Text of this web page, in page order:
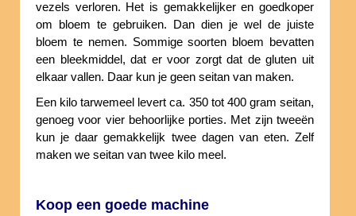
vezels verloren. Het is gemakkelijker en goedkoper
om bloem te gebruiken. Dan dien je wel de juiste
bloem te nemen. Sommige soorten bloem bevatten
een bleekmiddel, dat er voor zorgt dat de gluten uit
elkaar vallen. Daar kun je geen seitan van maken.
Een kilo tarwemeel levert ca. 350 tot 400 gram seitan,
genoeg voor vier behoorlijke porties. Met zijn tweeën
kun je daar gemakkelijk twee dagen van eten. Zelf
maken we seitan van twee kilo meel.
Koop een goede machine